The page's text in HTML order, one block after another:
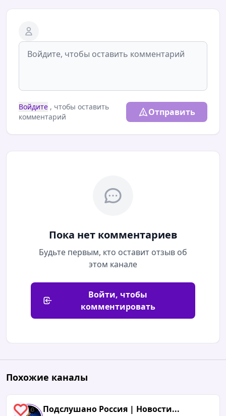
Войдите , чтобы оставить
комментарий
Отправить
Пока нет комментариев
Будьте первым, кто оставит отзыв об
этом канале
Войти, чтобы
комментировать
Похожие каналы
0 Подслушано Россия | Новости...